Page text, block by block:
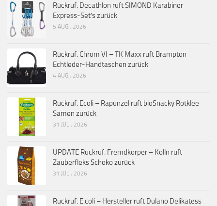
Rückruf: Decathlon ruft SIMOND Karabiner
Express-Set’s zurück
5 AUG., 2026
Rückruf: Chrom VI – TK Maxx ruft Brampton
Echtleder-Handtaschen zurück
4 AUG., 2026
Rückruf: Ecoli – Rapunzel ruft bioSnacky Rotklee
Samen zurück
31 JULI, 2026
UPDATE Rückruf: Fremdkörper – Kölln ruft
Zauberfleks Schoko zurück
31 JULI, 2026
Rückruf: E.coli – Hersteller ruft Dulano Delikatess